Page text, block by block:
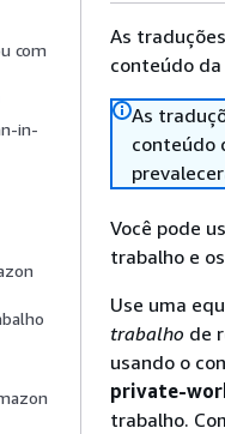
com
in-
As
conteúdo
As
conteúdo
Você pode
trabalho e
Use uma
trabalho de
usando o
private-
trabalho.